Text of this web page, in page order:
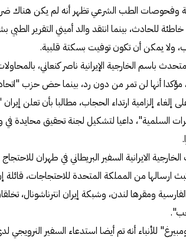
وفحوصات الطب الشرعي تظهر أنه لم يكن هناك
للحادث، بينما انتقد والد أميني التقرير الطبي
ولا يمكن أن تكون توفيت بسكتة قلبية.
باسم الخارجية الإيرانية ناصر كنعاني،
مؤكدا أنها لن تمر من دون رد، بينما حض حزب
إلغاء إلزامية ارتداء الحجاب، مطالبا بأن تعلن
السلمية"، داعيا لتشكيل لجنة تحقيق محايدة في
الايرانية السفير البريطاني في طهران
تبث ارسالها من المملكة المتحدة للاحتجاجات،
الفارسية ومقرها لندن، وشبكة إيران انترناشونال،
للأنباء أنه تم أيضا استدعاء السفير النرويجي